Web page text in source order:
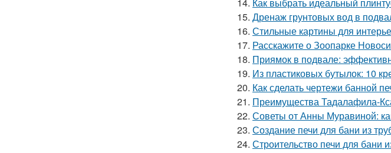
15. Дренаж грунтовых вод в
16. Стильные картины для
17. Расскажите о Зоопарке
18. Приямок в подвале:
19. Из пластиковых бутылок: 10
20. Как сделать чертежи банной
21. Преимущества Тадалафила-
22. Советы от Анны Муравиной:
23. Создание печи для бани из
24. Строительство печи для бани